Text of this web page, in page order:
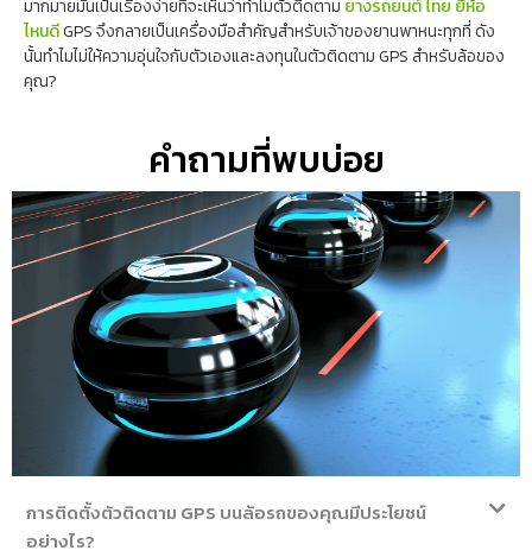
มากมายมันเป็นเรื่องง่ายที่จะเห็นว่าทำไมตัวติดตาม ยางรถยนต์ ไทย ยี่ห้อ
ไหนดีGPS จึงกลายเป็นเครื่องมือสำคัญสำหรับเจ้าของยานพาหนะทุกที่ ดัง
นั้นทำไมไม่ให้ความอุ่นใจกับตัวเองและลงทุนในตัวติดตาม GPS สำหรับล้อของ
คุณ?
คำถามที่พบบ่อย
การติดตั้งตัวติดตาม GPS บนล้อรถของคุณมีประโยชน์
อย่างไร?